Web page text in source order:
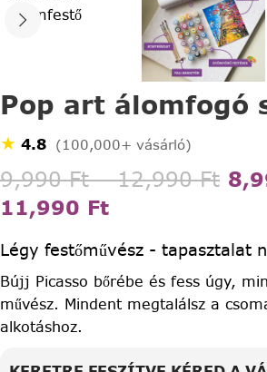
Pop art álomfogó
★ 4.8 (100,000+ vásárló)
9,990Ft – 12,990Ft
11,990 Ft
Légy festőművész - tapasztalat
Bújj Picasso bőrébe és fess úgy,
művész. Mindent megtalálsz a
alkotáshoz.